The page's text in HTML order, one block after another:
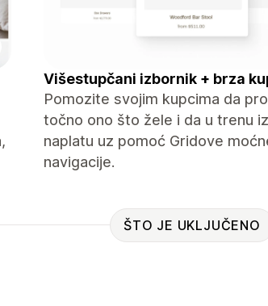
Višestupčani izbornik + brza
Pomozite svojim kupcima da
točno ono što žele i da u trenu
naplatu uz pomoć Gridove
navigacije.
ŠTO JE UKLJUČENO